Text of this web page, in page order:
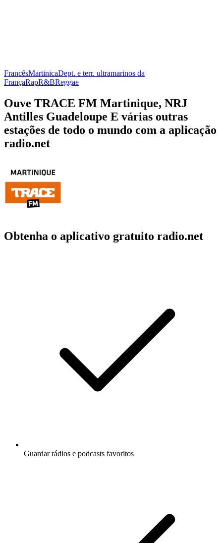
FrancêsMartinicaDept. e terr. ultramarinos da
FrançaRapR&BReggae
Ouve TRACE FM Martinique, NRJ
Antilles Guadeloupe E várias outras
estações de todo o mundo com a aplicação
radio.net
Obtenha o aplicativo gratuito radio.net
Guardar rádios e podcasts favoritos